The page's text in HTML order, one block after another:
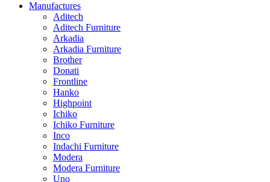
Manufactures
Aditech
Aditech Furniture
Arkadia
Arkadia Furniture
Brother
Donati
Frontline
Hanko
Highpoint
Ichiko
Ichiko Furniture
Inco
Indachi Furniture
Modera
Modera Furniture
Uno